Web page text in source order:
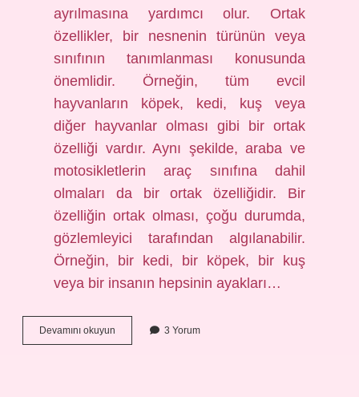
ayrılmasına yardımcı olur. Ortak
özellikler, bir nesnenin türünün veya
sınıfının tanımlanması konusunda
önemlidir. Örneğin, tüm evcil
hayvanların köpek, kedi, kuş veya
diğer hayvanlar olması gibi bir ortak
özelliği vardır. Aynı şekilde, araba ve
motosikletlerin araç sınıfına dahil
olmaları da bir ortak özelliğidir. Bir
özelliğin ortak olması, çoğu durumda,
gözlemleyici tarafından algılanabilir.
Örneğin, bir kedi, bir köpek, bir kuş
veya bir insanın hepsinin ayakları…
Devamını okuyun
özellik
3 Yorum